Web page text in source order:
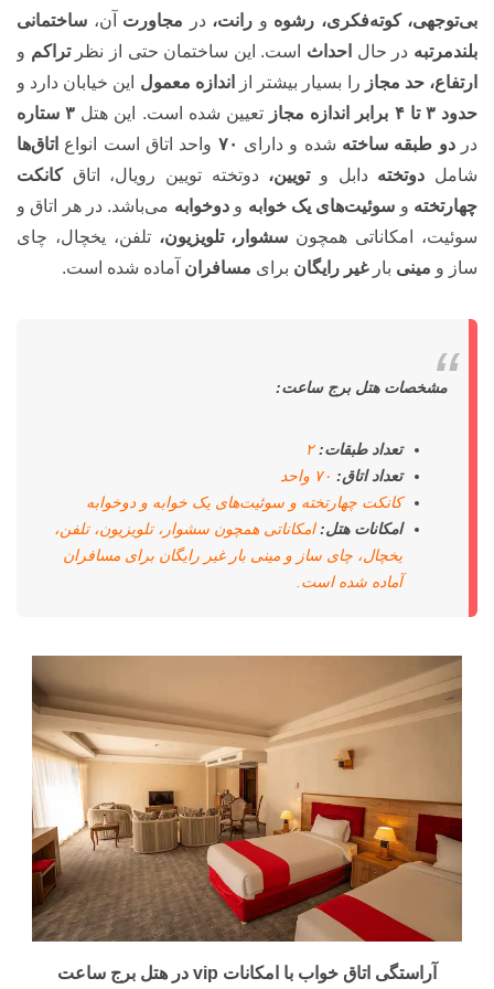
بی‌توجهی، کوته‌فکری، رشوه و رانت، در مجاورت آن، ساختمانی
بلندمرتبه در حال احداث است. این ساختمان حتی از نظرتراکم و
ارتفاع، حد مجاز را بسیار بیشتر از اندازه معمول این خیابان دارد و
حدود ۳ تا ۴ برابر اندازه مجاز
تعیین شده است. این هتل ۳ ستاره
دردو طبقه ساخته شده و دارای ۷۰ واحد اتاق است انواع اتاق‌ها
شامل دوتخته دابل وتویین، دوتخته تویین رویال، اتاقکانکت
چهارتخته و سوئیت‌های یک خوابه ودوخوابه می‌باشد. در هر اتاق و
سوئیت، امکاناتی همچون سشوار، تلویزیون، تلفن، یخچال، چای
ساز و مینی بارغیر رایگان برای مسافران آماده شده است.
مشخصات هتل برج ساعت:
تعداد طبقات: ۲
تعداد اتاق: ۷۰ واحد
کانکت چهارتخته و سوئیت‌های یک خوابه و دوخوابه
امکانات هتل: امکاناتی همچون سشوار، تلویزیون، تلفن،
یخچال، چای ساز و مینی بار غیر رایگان برای مسافران
آماده شده است.
آراستگی اتاق خواب با امکانات vip در هتل برج ساعت